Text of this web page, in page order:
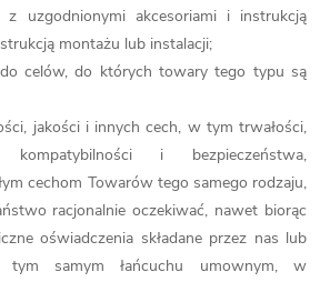
z uzgodnionymi akcesoriami i instrukcją
montażu lub instalacji;
celów, do których towary tego typu są
jakości i innych cech, w tym trwałości,
kompatybilności i bezpieczeństwa,
cechom Towarów tego samego rodzaju,
racjonalnie oczekiwać, nawet biorąc
oświadczenia składane przez nas lub
samym łańcuchu umownym, w